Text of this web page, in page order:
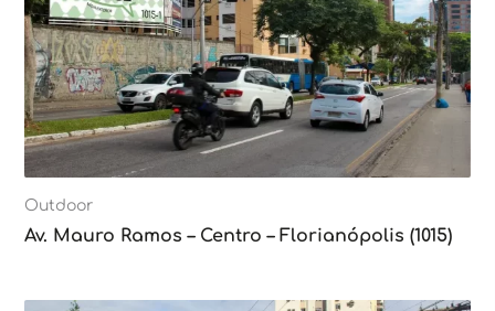
Outdoor
Av. Mauro Ramos – Centro – Florianópolis (1015)